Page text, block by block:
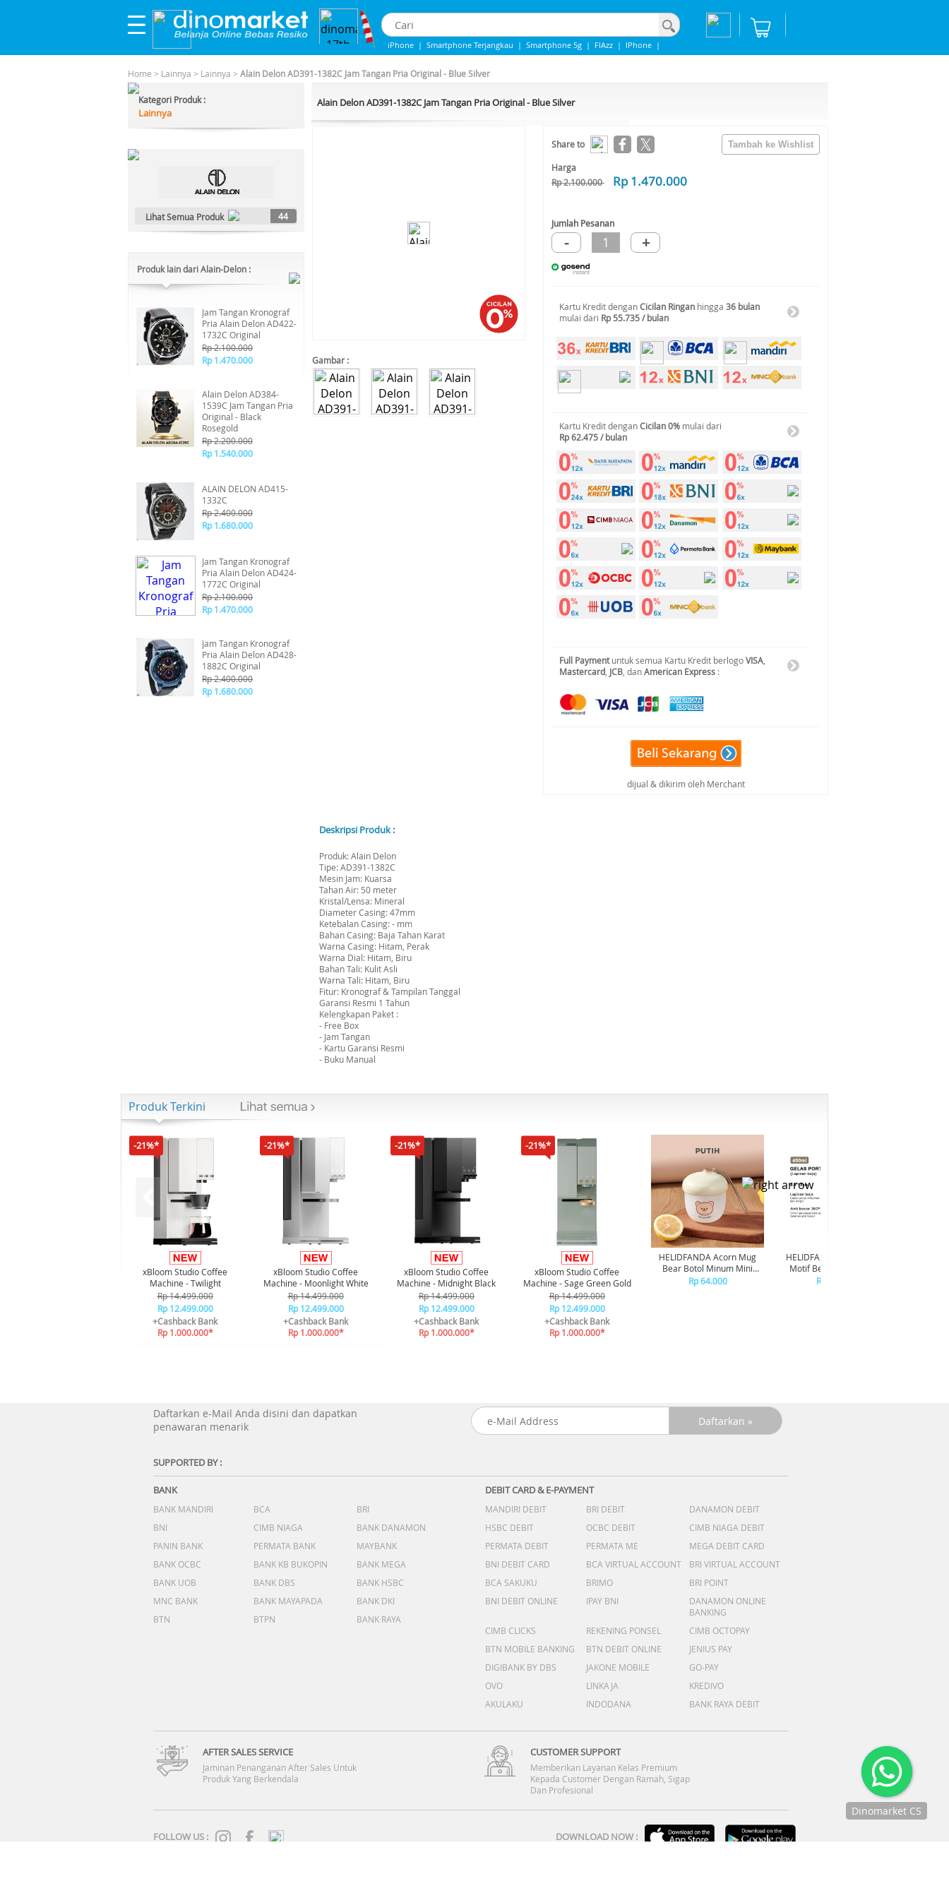
iPhone | Smartphone Terjangkau | Smartphone 5g | FlAzz | IPhone |
Home > Lainnya > Lainnya > Alain Delon AD391-1382C Jam Tangan Pria Original - Blue Silver
Kategori Produk :
Lainnya
Lihat Semua Produk 44
Produk lain dari Alain-Delon :
Jam Tangan Kronograf
Pria Alain Delon AD422-
1732C Original
Rp 2.100.000
Rp 1.470.000
Alain Delon AD384-
1539C Jam Tangan Pria
Original - Black
Rosegold
Rp 2.200.000
Rp 1.540.000
ALAIN DELON AD415-
1332C
Rp 2.400.000
Rp 1.680.000
Jam Tangan Kronograf
Pria Alain Delon AD424-
1772C Original
Rp 2.100.000
Rp 1.470.000
Jam Tangan Kronograf
Pria Alain Delon AD428-
1882C Original
Rp 2.400.000
Rp 1.680.000
Alain Delon AD391-1382C Jam Tangan Pria Original - Blue Silver
Gambar :
Share to
Harga
Rp 2.100.000
Rp 1.470.000
Jumlah Pesanan
- 1 +
Kartu Kredit denganCicilan Ringan hingga 36 bulan
mulai dari Rp 55.735 / bulan
Kartu Kredit denganCicilan 0% mulai dari
Rp 62.475 / bulan
Full Paymentuntuk semua Kartu Kredit berlogoVISA
Mastercard JCB , danAmerican Express :
dijual & dikirim oleh Merchant
Deskripsi Produk :
Produk: Alain Delon
Tipe: AD391-1382C
Mesin Jam: Kuarsa
Tahan Air: 50 meter
Kristal/Lensa: Mineral
Diameter Casing: 47mm
Ketebalan Casing: - mm
Bahan Casing: Baja Tahan Karat
Warna Casing: Hitam, Perak
Warna Dial: Hitam, Biru
Bahan Tali: Kulit Asli
Warna Tali: Hitam, Biru
Fitur: Kronograf & Tampilan Tanggal
Garansi Resmi 1 Tahun
Kelengkapan Paket :
- Free Box
- Jam Tangan
- Kartu Garansi Resmi
- Buku Manual
Produk Terkini
-21%*
xBloom Studio Coffee
Machine - Twilight
Rp 14.499.000
Rp 12.499.000
+Cashback Bank
Rp 1.000.000*
-21%*
xBloom Studio Coffee
Machine - Moonlight White
Rp 14.499.000
Rp 12.499.000
+Cashback Bank
Rp 1.000.000*
-21%*
xBloom Studio Coffee
Machine - Midnight Black
Rp 14.499.000
Rp 12.499.000
+Cashback Bank
Rp 1.000.000*
-21%*
xBloom Studio Coffee
Machine - Sage Green Gold
Rp 14.499.000
Rp 12.499.000
+Cashback Bank
Rp 1.000.000*
HELIDFANDA Acorn Mug
Bear Botol Minum Mini
Travel Kedap Anti Tumpah -
Rp 64.000
HELIDFANDA Botol Minum
Motif Bear Tumbler Anak
Sekolah dengan Tali -
Rp 180.000
Daftarkan e-Mail Anda disini dan dapatkan
penawaran menarik
SUPPORTED BY :
BANK
BANK MANDIRI BCA
BRI
BNI
CIMB NIAGA
BANK DANAMON
PANIN BANK
PERMATA BANK
MAYBANK
BANK OCBC
BANK KB BUKOPIN
BANK MEGA
BANK UOB
BANK DBS
BANK HSBC
MNC BANK
BANK MAYAPADA
BANK DKI
BTN
BTPN BANK RAYA
DEBIT CARD & E-PAYMENT
MANDIRI DEBIT BRI DEBIT
DANAMON DEBIT
HSBC DEBIT
OCBC DEBIT
CIMB NIAGA DEBIT
PERMATA DEBIT
PERMATA ME
MEGA DEBIT CARD
BNI DEBIT CARD
BCA VIRTUAL ACCOUNT
BRI VIRTUAL ACCOUNT
BCA SAKUKU
BRIMO
BRI POINT
BNI DEBIT ONLINE
IPAY BNI
DANAMON ONLINE
BANKING
CIMB CLICKS
REKENING PONSEL
CIMB OCTOPAY
BTN MOBILE BANKING
BTN DEBIT ONLINE
JENIUS PAY
DIGIBANK BY DBS
JAKONE MOBILE
GO-PAY
OVO
LINKAJA
KREDIVO
AKULAKU
INDODANA BANK RAYA DEBIT
AFTER SALES SERVICE
Jaminan Penanganan After Sales Untuk
Produk Yang Berkendala
CUSTOMER SUPPORT
Memberikan Layanan Kelas Premium
Kepada Customer Dengan Ramah, Sigap
Dan Profesional
FOLLOW US : DOWNLOAD NOW :
Dinomarket CS